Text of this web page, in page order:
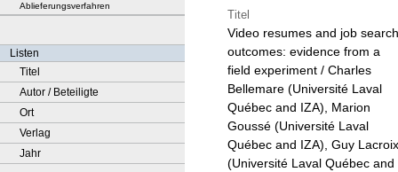
Ablieferungsverfahren
Listen
Titel
Autor / Beteiligte
Ort
Verlag
Jahr
Titel
Video resumes and job search
outcomes: evidence from a
field experiment / Charles
Bellemare (Université Laval
Québec and IZA), Marion
Goussé (Université Laval
Québec and IZA), Guy Lacroix
(Université Laval Québec and